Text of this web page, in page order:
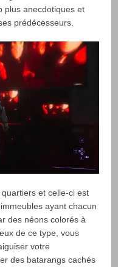
plus anecdotiques et
prédécesseurs.
et celle-ci est
ayant chacun
des néons colorés à
de ce type, vous
votre
des batarangs cachés